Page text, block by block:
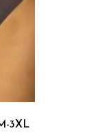
3XL